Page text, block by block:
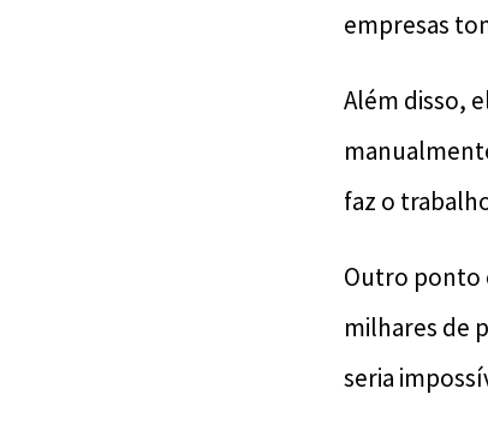
empresas
Além disso,
faz o
Outro ponto
milhares de
seria